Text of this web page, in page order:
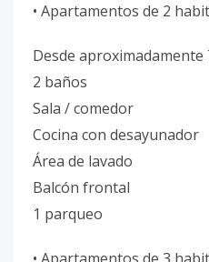
• Apartamentos de 2
Desde aproximadamente
2 baños
Sala / comedor
Cocina con desayunador
Área de lavado
Balcón frontal
1 parqueo